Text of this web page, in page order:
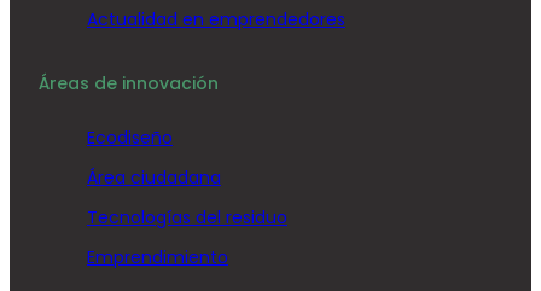
Actualidad en emprendedores
Áreas de innovación
Ecodiseño
Área ciudadana
Tecnologías del residuo
Emprendimiento